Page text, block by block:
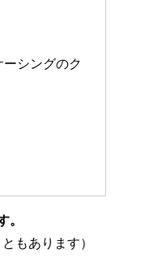
シングのク
。
もあります）